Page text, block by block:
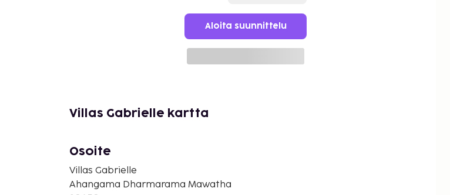
Aloita suunnittelu
Villas Gabrielle kartta
Osoite
Villas Gabrielle
Ahangama Dharmarama Mawatha